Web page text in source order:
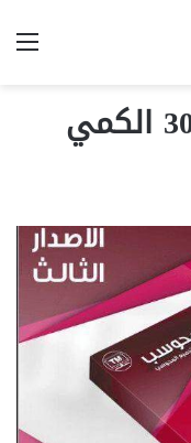
pdf نموذج المحوسب 30 الكمي